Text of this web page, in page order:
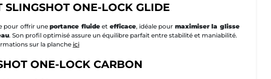
SLINGSHOT ONE-LOCK GLIDE
pour offrir uneportance fluideet efficace, idéale pour maximiser la glisse
. Son profil optimisé assure un équilibre parfait entre stabilité et maniabilité.
sur la planche ici
ONE-LOCK CARBON